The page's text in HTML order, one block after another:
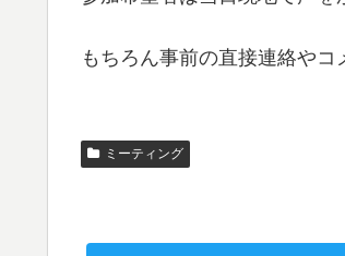
もちろん事前の直接連絡やコ
ミーティング